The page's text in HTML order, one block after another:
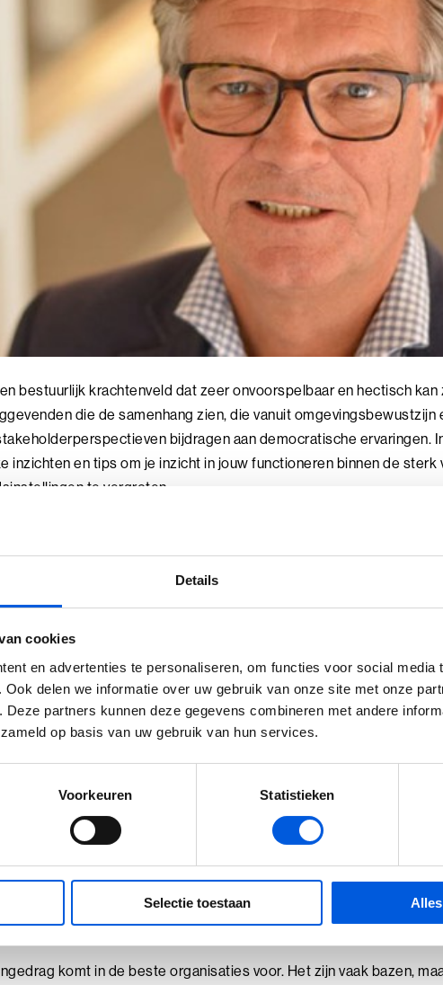
Details
cookies
en advertenties te personaliseren, om functies voor social media
delen we informatie over uw gebruik van onze site met onze
Deze partners kunnen deze gegevens combineren met andere
op basis van uw gebruik van hun services.
Voorkeuren Statistieken
Selectie toestaan
bestuurlijk krachtenveld dat zeer onvoorspelbaar en hectisch kan
die de samenhang zien, die vanuit omgevingsbewustzijn
bijdragen aan democratische ervaringen.
inzichten en tips om je inzicht in jouw functioneren binnen de sterk
te vergroten.
koninklijke route is de
gedragen besluiten te komen. Dit is de koninklijke route. Soms
aan om een besluitvormingsproces te bespoedigen. De verleiding
ervaring leert dat het gewenste eindresultaat zich niet laat
je kiest voor een complete oplossing.
en ambtenarij zijn
wat betreft
komt in de beste organisaties voor. Het zijn vaak bazen,